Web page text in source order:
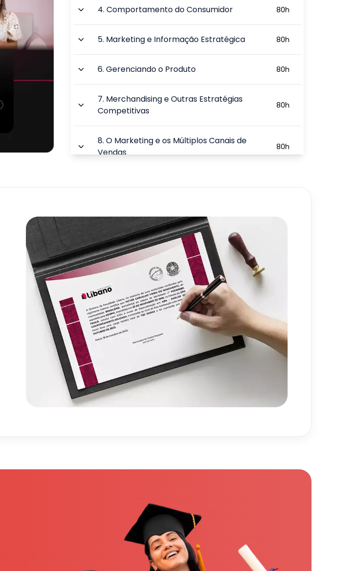
4.Comportamento do Consumidor 80h
5. Marketing e Informação Estratégica 80h
6.Gerenciando o Produto 80h
7. Merchandising e Outras Estratégias
Competitivas
80h
8.O Marketing e os Múltiplos Canais de
Vendas
80h
TOTAL: